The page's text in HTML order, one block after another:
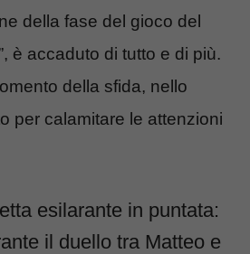
della fase del gioco del
è accaduto di tutto e di più.
della sfida, nello
per calamitare le attenzioni
esilarante in puntata:
il duello tra Matteo e